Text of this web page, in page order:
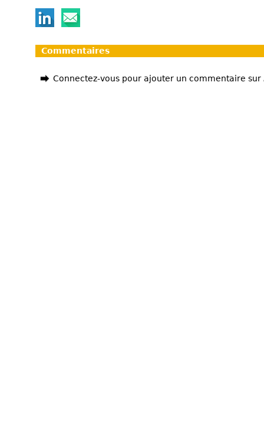
Commentaires
Connectez-vous pour ajouter un commentaire sur